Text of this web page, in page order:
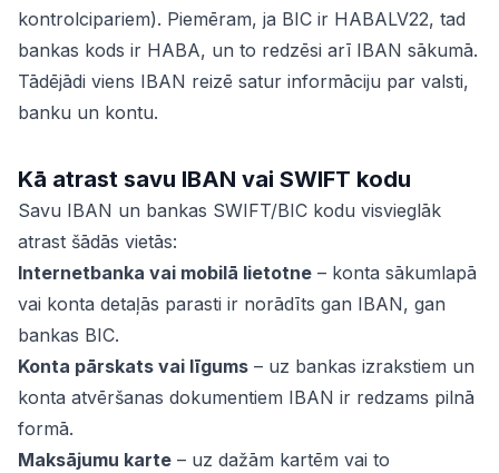
kontrolcipariem). Piemēram, ja BIC ir HABALV22, tad
bankas kods ir HABA, un to redzēsi arī IBAN sākumā.
Tādējādi viens IBAN reizē satur informāciju par valsti,
banku un kontu.
Kā atrast savu IBAN vai SWIFT kodu
Savu IBAN un bankas SWIFT/BIC kodu visvieglāk
atrast šādās vietās:
Internetbanka vai mobilā lietotne – konta sākumlapā
vai konta detaļās parasti ir norādīts gan IBAN, gan
bankas BIC.
Konta pārskats vai līgums – uz bankas izrakstiem un
konta atvēršanas dokumentiem IBAN ir redzams pilnā
formā.
Maksājumu karte – uz dažām kartēm vai to